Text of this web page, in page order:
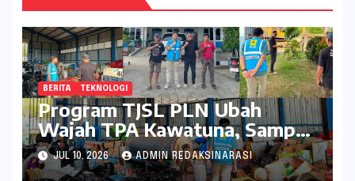
BERITA TEKNOLOGI
Program TJSL PLN Ubah
Wajah TPA Kawatuna, Sampah
Kini Bernilai Ekonomi dan
Lingkungan
JUL 10, 2026 ADMIN REDAKSINARASI